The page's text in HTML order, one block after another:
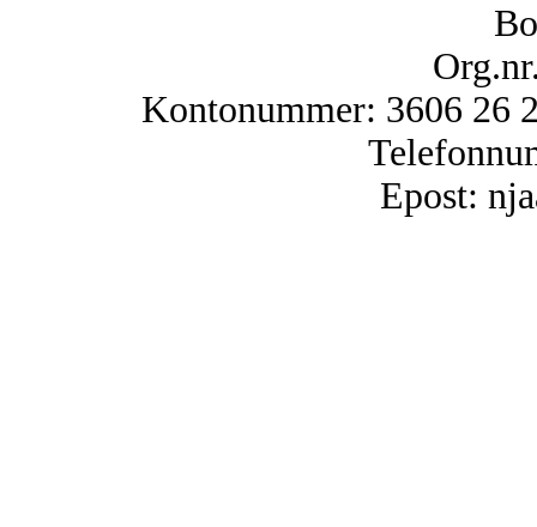
Kontonummer: 3606 26
Epost: